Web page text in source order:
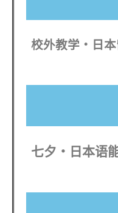
校外教学・日
七夕・日本语